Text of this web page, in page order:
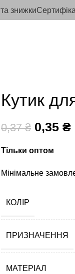
та знижки
Кутик
0,37₴ 0,35 ₴
Тільки оптом
Мінімальне
КОЛІР
ПРИЗНАЧЕННЯ
МАТЕРІАЛ